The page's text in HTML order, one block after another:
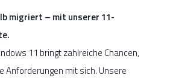
migriert – mit unserer 11-
11 bringt zahlreiche Chancen,
Anforderungen mit sich. Unsere